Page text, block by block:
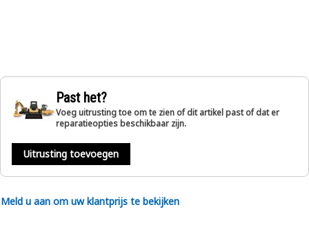
Past het?
Voeg uitrusting toe om te zien of dit artikel past of dat er
reparatieopties beschikbaar zijn.
Uitrusting toevoegen
Meld u aan om uw klantprijs te bekijken